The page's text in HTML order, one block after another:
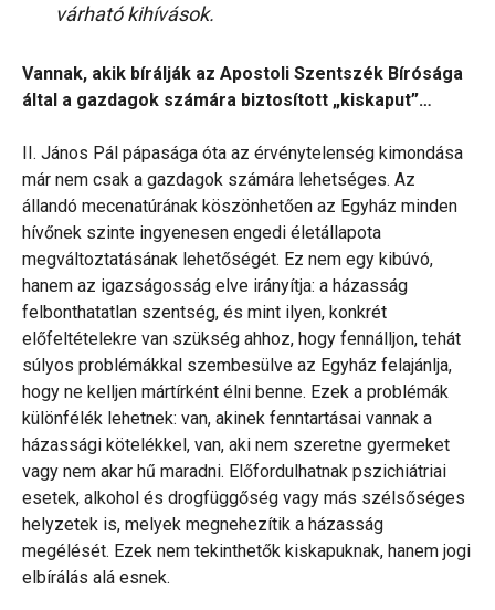
várható kihívások.
Vannak, akik bírálják az Apostoli Szentszék Bírósága
által a gazdagok számára biztosított „kiskaput”…
II. János Pál pápasága óta az érvénytelenség kimondása
már nem csak a gazdagok számára lehetséges. Az
állandó mecenatúrának köszönhetően az Egyház minden
hívőnek szinte ingyenesen engedi életállapota
megváltoztatásának lehetőségét. Ez nem egy kibúvó,
hanem az igazságosság elve irányítja: a házasság
felbonthatatlan szentség, és mint ilyen, konkrét
előfeltételekre van szükség ahhoz, hogy fennálljon, tehát
súlyos problémákkal szembesülve az Egyház felajánlja,
hogy ne kelljen mártírként élni benne. Ezek a problémák
különfélék lehetnek: van, akinek fenntartásai vannak a
házassági kötelékkel, van, aki nem szeretne gyermeket
vagy nem akar hű maradni. Előfordulhatnak pszichiátriai
esetek, alkohol és drogfüggőség vagy más szélsőséges
helyzetek is, melyek megnehezítik a házasság
megélését. Ezek nem tekinthetők kiskapuknak, hanem jogi
elbírálás alá esnek.